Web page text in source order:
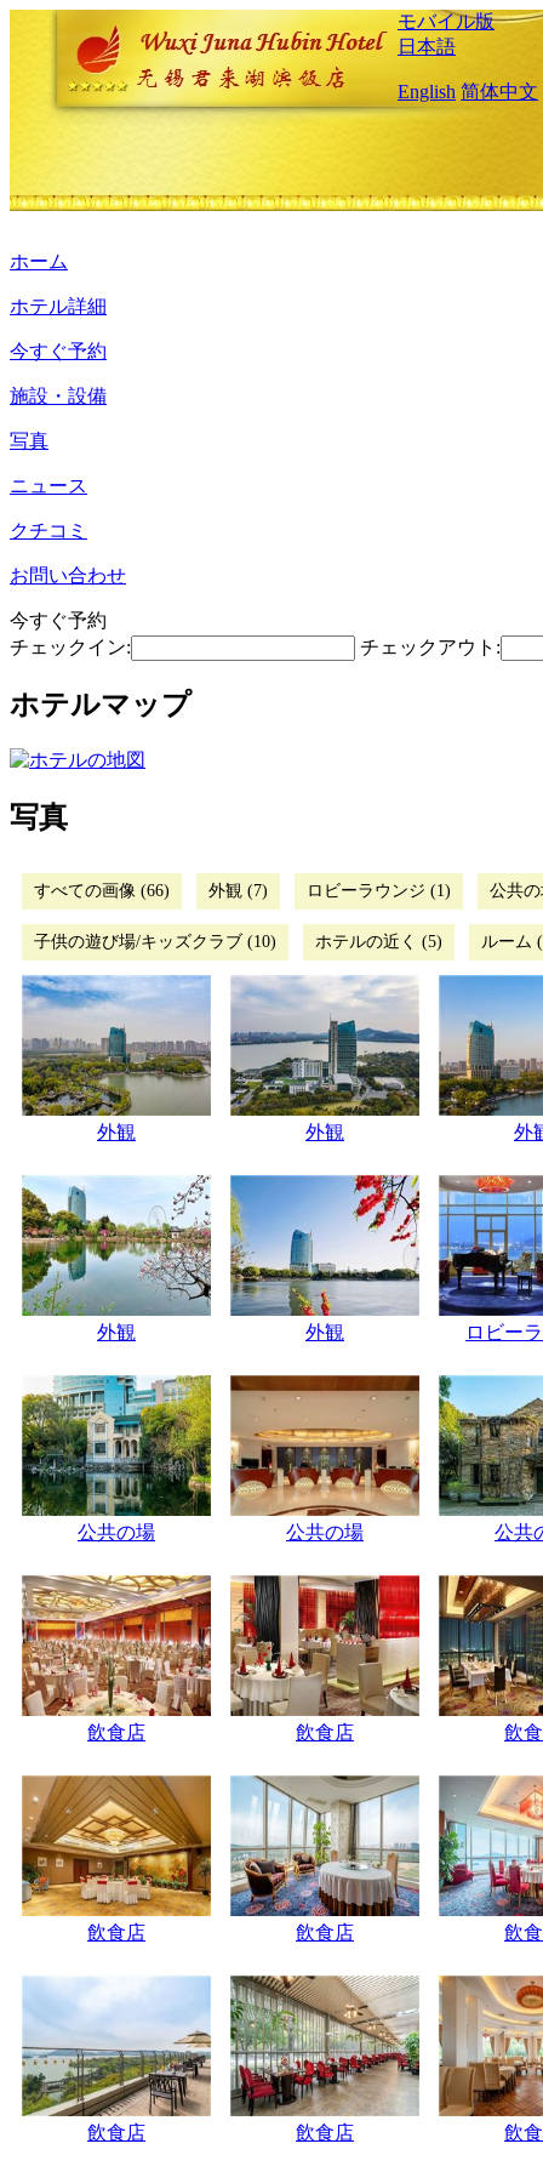
モバイル版
日本語
English 简体中文
ホーム
ホテル詳細
今すぐ予約
施設・設備
写真
ニュース
クチコミ
お問い合わせ
今すぐ予約
チェックイン:
チェックアウト:
ホテルマップ
写真
すべての画像 (66) 外観 (7) ロビーラウンジ (1) 公共
子供の遊び場/キッズクラブ (10) ホテルの近く (5) ルーム
外観 外観 外
外観 外観 ロビー
公共の場 公共の場 公共
飲食店 飲食店 飲
飲食店 飲食店 飲
飲食店 飲食店 飲